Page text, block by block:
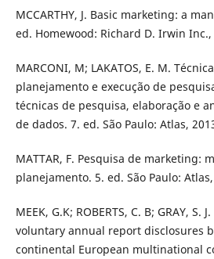
MCCARTHY, J. Basic marketing: a
ed. Homewood: Richard D. Irwin Inc.,
MARCONI, M; LAKATOS, E. M.
planejamento e execução de
técnicas de pesquisa, elaboração e
de dados. 7. ed. São Paulo: Atlas,
MATTAR, F. Pesquisa de marketing:
planejamento. 5. ed. São Paulo:
MEEK, G.K; ROBERTS, C. B; GRAY,
voluntary annual report disclosures
continental European multinational